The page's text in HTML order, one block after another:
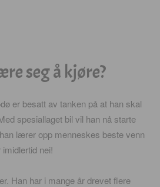
seg å kjøre?
er besatt av tanken på at han skal
spesiallaget bil vil han nå starte
lærer opp menneskes beste venn
nei!
Han har i mange år drevet flere